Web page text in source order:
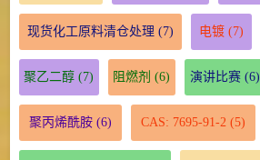
现货化工原料清仓处理 (7) 电镀 (7)
聚乙二醇 (7) 阻燃剂 (6) 演讲比赛(6)
聚丙烯酰胺(6) CAS: 7695-91-2 (5)